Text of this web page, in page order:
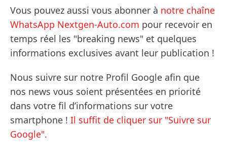
Vous pouvez aussi vous abonner à notre chaîne
WhatsApp Nextgen-Auto.com pour recevoir en
temps réel les "breaking news" et quelques
informations exclusives avant leur publication !
Nous suivre sur notre Profil Google afin que
nos news vous soient présentées en priorité
dans votre fil d’informations sur votre
smartphone ! Il suffit de cliquer sur "Suivre sur
Google".